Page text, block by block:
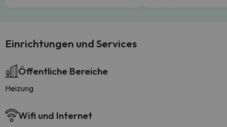
Einrichtungen und Services
Öffentliche Bereiche
Heizung
Wifi und Internet